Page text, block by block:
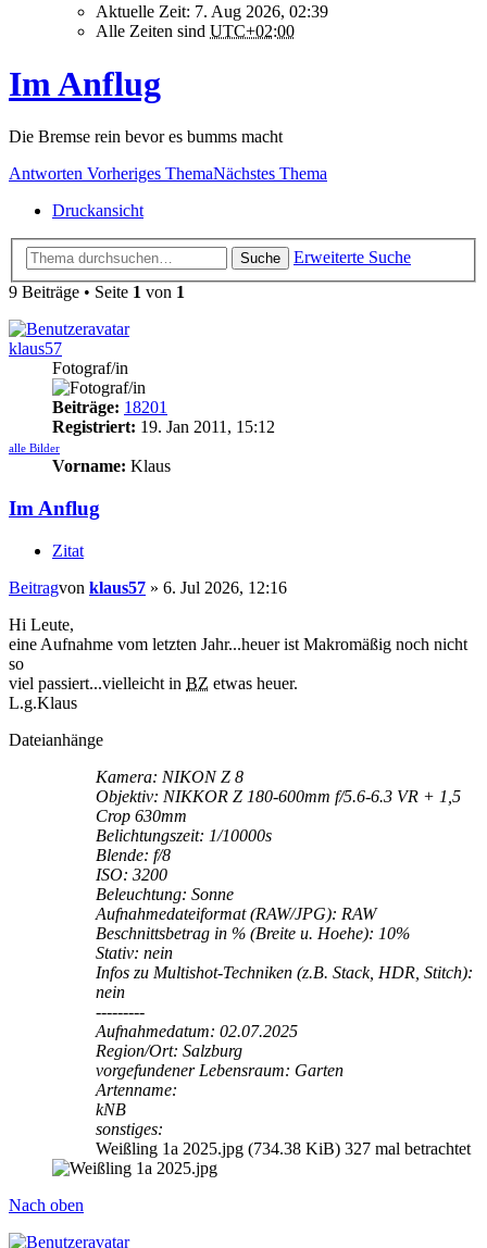
Aktuelle Zeit: 7. Aug 2026, 02:39
Alle Zeiten sind UTC+02:00
Im Anflug
Die Bremse rein bevor es bumms macht
Antworten Vorheriges ThemaNächstes Thema
Druckansicht
Suche
Erweiterte Suche
9 Beiträge • Seite 1 von 1
klaus57
Fotograf/in
Beiträge: 18201
Registriert: 19. Jan 2011, 15:12
alle Bilder
Vorname: Klaus
Im Anflug
Zitat
Beitragvon klaus57 » 6. Jul 2026, 12:16
Hi Leute,
eine Aufnahme vom letzten Jahr...heuer ist Makromäßig noch nicht
so
viel passiert...vielleicht in BZ etwas heuer.
L.g.Klaus
Dateianhänge
Kamera: NIKON Z 8
Objektiv: NIKKOR Z 180-600mm f/5.6-6.3 VR + 1,5
Crop 630mm
Belichtungszeit: 1/10000s
Blende: f/8
ISO: 3200
Beleuchtung: Sonne
Aufnahmedateiformat (RAW/JPG): RAW
Beschnittsbetrag in % (Breite u. Hoehe): 10%
Stativ: nein
Infos zu Multishot-Techniken (z.B. Stack, HDR, Stitch):
nein
---------
Aufnahmedatum: 02.07.2025
Region/Ort: Salzburg
vorgefundener Lebensraum: Garten
Artenname:
kNB
sonstiges:
Weißling 1a 2025.jpg (734.38 KiB) 327 mal betrachtet
Nach oben